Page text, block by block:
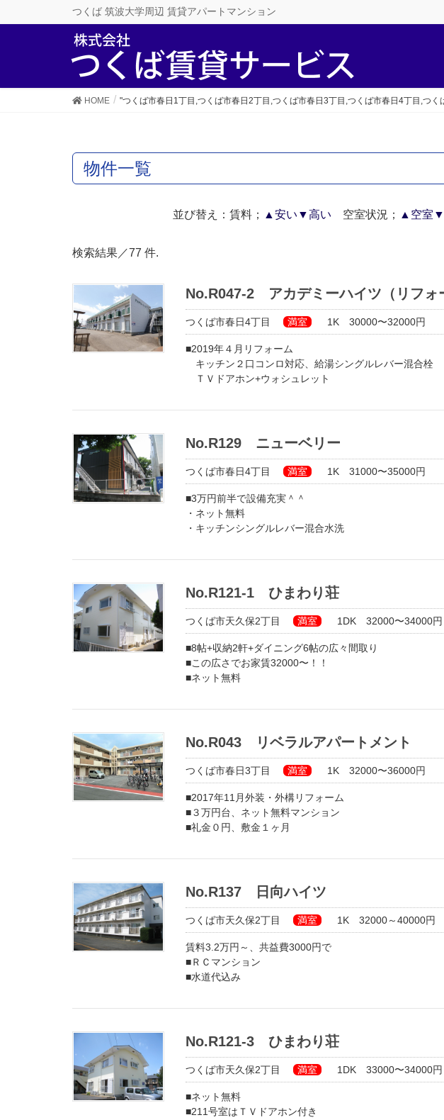
つくば 筑波大学周辺 賃貸アパートマンション
HOME "つくば市春日1丁目,つくば市春日2丁目,つくば市春日3丁目,つくば市春日4丁目,つ
物件一覧
並び替え：賃料； ▲安い ▼高い 空室状況； ▲空室
検索結果／77 件.
No.R047-2 アカデミーハイツ（リフォ
つくば市春日4丁目 満室 1K 30000〜32000円
■2019年４月リフォーム
キッチン２口コンロ対応、給湯シングルレバー混合栓
ＴＶドアホン+ウォシュレット
コンビニ徒歩2分、物件南側は駐車場スペースが広がり
No.R129 ニューベリー
つくば市春日4丁目 満室 1K 31000〜35000円
■3万円前半で設備充実＾＾
・ネット無料
・キッチンシングルレバー混合水洗
・エアコン
No.R121-1 ひまわり荘
つくば市天久保2丁目 満室 1DK 32000〜34000円
■8帖+収納2軒+ダイニング6帖の広々間取り
■この広さでお家賃32000〜！！
■ネット無料
キッチン給湯対応
No.R043 リベラルアパートメント
つくば市春日3丁目 満室 1K 32000〜36000円
■2017年11月外装・外構リフォーム
■３万円台、ネット無料マンション
■礼金０円、敷金１ヶ月
No.R137 日向ハイツ
つくば市天久保2丁目 満室 1K 32000～40000円
賃料3.2万円～、共益費3000円で
■ＲＣマンション
■水道代込み
■収納力抜群のクローゼット
No.R121-3 ひまわり荘
つくば市天久保2丁目 満室 1DK 33000〜34000円
■ネット無料
■211号室はＴＶドアホン付き